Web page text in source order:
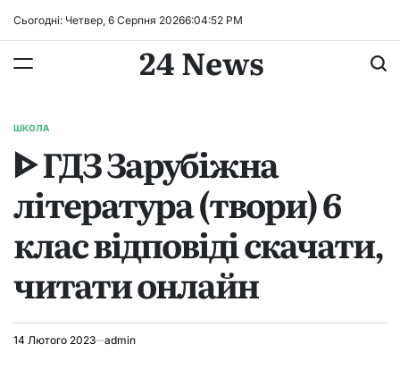
Сьогодні: Четвер, 6 Серпня 20266:04:53 PM
24 News
ОПУБЛІКУВАТИ
ШКОЛА
ᐈ ГДЗ Зарубіжна
література (твори) 6
клас відповіді скачати,
читати онлайн
14 Лютого 2023 admin